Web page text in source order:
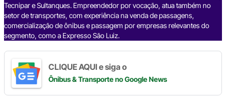
Tecnipar e Sultanques. Empreendedor por vocação, atua também no
setor de transportes, com experiência na venda de passagens,
comercialização de ônibus e passagem por empresas relevantes do
segmento, como a Expresso São Luiz.
CLIQUE AQUI e siga o
Ônibus & Transporteno Google News